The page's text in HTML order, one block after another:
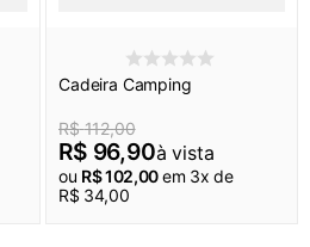
Cadeira Camping
R$ 112,00
R$ 96,90à vista
ou R$102,00em 3x de
R$ 34,00